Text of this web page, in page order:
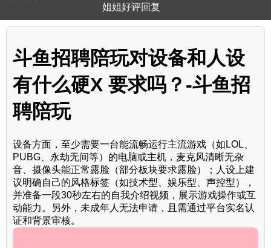
姐姐好评回复
斗鱼招聘陪玩对设备和人设
有什么硬X 要求吗？-斗鱼招
聘陪玩
设备方面，至少需要一台能流畅运行主流游戏（如LOL、
PUBG、永劫无间等）的电脑或主机，麦克风清晰无杂
音、摄像头能正常露脸（部分板块要求露脸）；人设上建
议明确自己的风格标签（如技术型、娱乐型、声控型），
并准备一段30秒左右的自我介绍视频，展示游戏操作或互
动能力。另外，未成年人无法申请，且需通过平台实名认
证和背景审核。